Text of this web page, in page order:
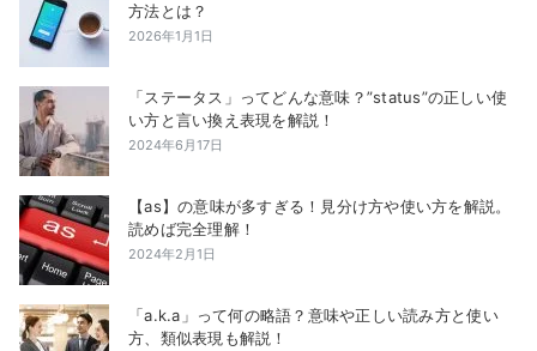
方法とは？
2026年1月1日
「ステータス」ってどんな意味？”status”の正しい使
い方と言い換え表現を解説！
2024年6月17日
【as】の意味が多すぎる！見分け方や使い方を解説。
読めば完全理解！
2024年2月1日
「a.k.a」って何の略語？意味や正しい読み方と使い
方、類似表現も解説！